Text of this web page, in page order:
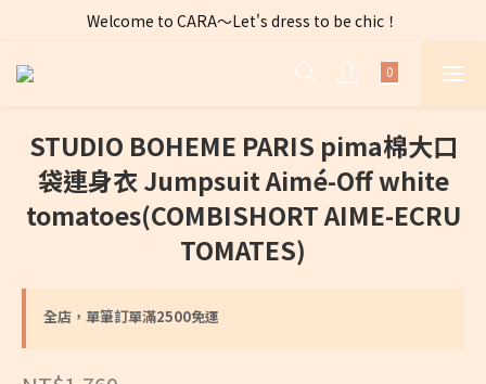
全店購物滿 $2500免運費～
Welcome to CARA～Let's dress to be chic！
全店購物滿 $2500免運費～
STUDIO BOHEME PARIS pima棉大口
袋連身衣 Jumpsuit Aimé-Off white
tomatoes(COMBISHORT AIME-ECRU
TOMATES)
全店，單筆訂單滿2500免運